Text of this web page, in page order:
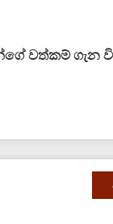
වත්කම් ගැන